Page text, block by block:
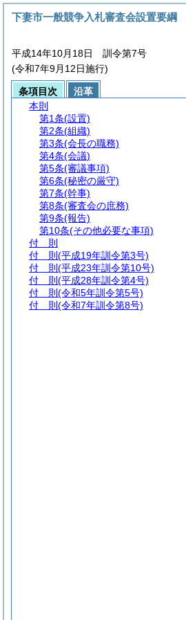
下妻市一般競争入札審査会設置要綱
平成14年10月18日 訓令第7号
(令和7年9月12日施行)
条項目次
沿革
本則
第1条(設置)
第2条(組織)
第3条(会長の職務)
第4条(会議)
第5条(審議事項)
第6条(秘密の厳守)
第7条(幹事)
第8条(審査会の庶務)
第9条(報告)
第10条(その他必要な事項)
付 則
付 則 (平成19年訓令第3号)
付 則 (平成23年訓令第10号)
付 則 (平成28年訓令第4号)
付 則 (令和5年訓令第5号)
付 則 (令和7年訓令第8号)